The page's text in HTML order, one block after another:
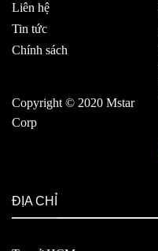
Liên hệ
Tin tức
Chính sách
Copyright © 2020 Mstar
Corp
ĐỊA CHỈ